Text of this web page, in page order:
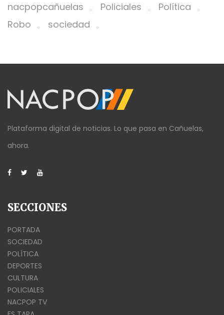
nacpopcañuelas
Policiales
Política
Robo
sociedad
Plataforma digital de noticias. Lo que pasa en Cañuelas,
ahora.
SECCIONES
PORTADA
SOCIEDAD
POLÍTICA
DEPORTES
CULTURA
POLICIALES
NACPOP TV